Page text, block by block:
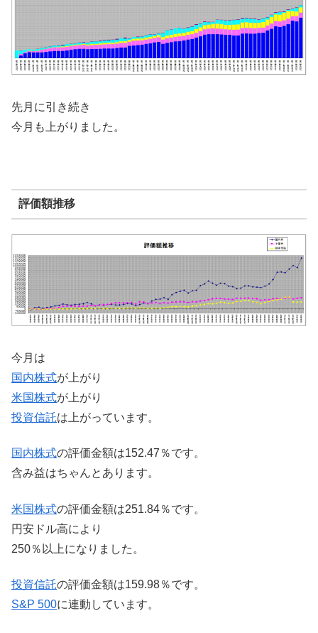
先月に引き続き
今月も上がりました。
評価額推移
今月は
国内株式が上がり
米国株式が上がり
投資信託は上がっています。
国内株式の評価金額は152.47％です。
含み益はちゃんとあります。
米国株式の評価金額は251.84％です。
円安ドル高により
250％以上になりました。
投資信託の評価金額は159.98％です。
S&P 500に連動しています。